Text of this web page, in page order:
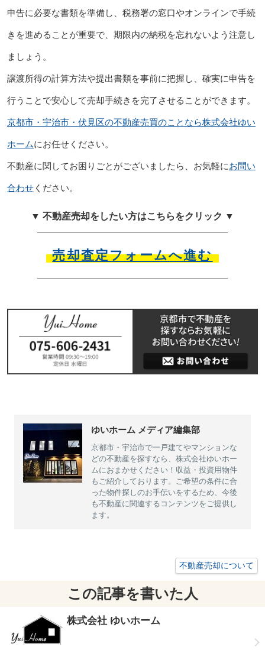
申告に必要な書類を準備し、税務署の窓口やオンラインで手続
きを進めることが重要で、期限内の納税を忘れないよう注意し
ましょう。
譲渡所得の計算方法や提出書類を事前に把握し、確実に申告を
行うことで安心して売却手続きを完了させることができます。
京都市・宇治市・伏見区の不動産売買のことなら株式会社ゆい
ホームにお任せください。
不動産に関してお困りごとがございましたら、お気軽にお問い
合わせください。
▼ 不動産売却をしたい方はこちらをクリック ▼
売却査定フォームへ進む
ゆいホーム メディア編集部
京都市・宇治市で一戸建てやマンションな
どの不動産を探すなら、株式会社ゆいホー
ムにおまかせください！収益・投資用物件
もご紹介しております。ご希望の条件に合
った物件探しのお手伝いをするため、今後
も不動産に関連するコンテンツをご提供し
ます。
不動産売却について
この記事を書いた人
株式会社 ゆいホーム